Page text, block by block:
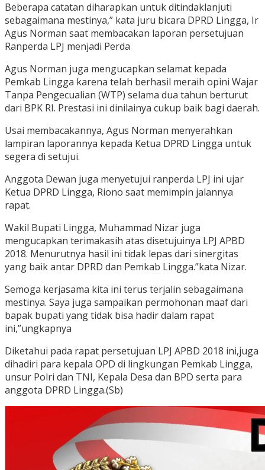
Beberapa catatan diharapkan untuk ditindaklanjuti
sebagaimana mestinya,” kata juru bicara DPRD Lingga, Ir
Agus Norman saat membacakan laporan persetujuan
Ranperda LPJ menjadi Perda
Agus Norman juga mengucapkan selamat kepada
Pemkab Lingga karena telah berhasil meraih opini Wajar
Tanpa Pengecualian (WTP) selama dua tahun berturut
dari BPK RI. Prestasi ini dinilainya cukup baik bagi daerah.
Usai membacakannya, Agus Norman menyerahkan
lampiran laporannya kepada Ketua DPRD Lingga untuk
segera di setujui.
Anggota Dewan juga menyetujui ranperda LPJ ini ujar
Ketua DPRD Lingga, Riono saat memimpin jalannya
rapat.
Wakil Bupati Lingga, Muhammad Nizar juga
mengucapkan terimakasih atas disetujuinya LPJ APBD
2018. Menurutnya hasil ini tidak lepas dari sinergitas
yang baik antar DPRD dan Pemkab Lingga.”kata Nizar.
Semoga kerjasama kita ini terus terjalin sebagaimana
mestinya. Saya juga sampaikan permohonan maaf dari
bapak bupati yang tidak bisa hadir dalam rapat
ini,”ungkapnya
Diketahui pada rapat persetujuan LPJ APBD 2018 ini,juga
dihadiri para kepala OPD di lingkungan Pemkab Lingga,
unsur Polri dan TNI, Kepala Desa dan BPD serta para
anggota DPRD Lingga.(Sb)